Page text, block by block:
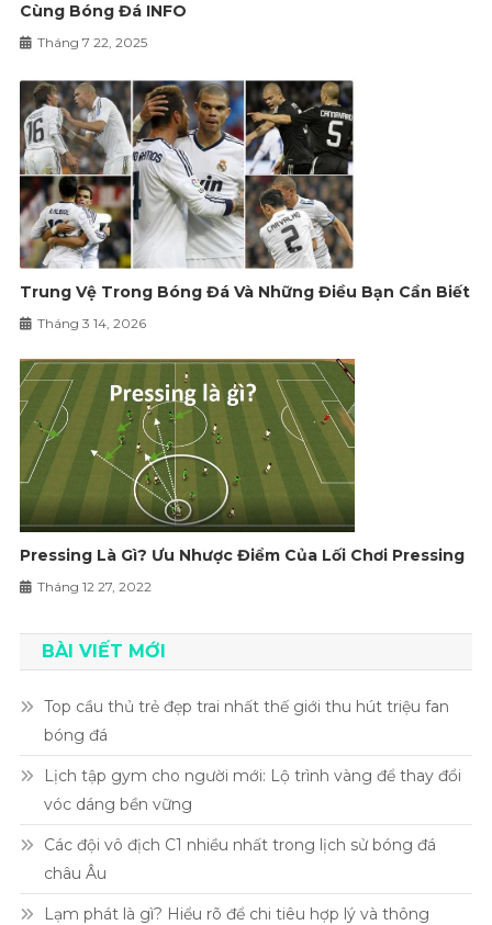
Cùng Bóng Đá INFO
Tháng 7 22, 2025
Trung Vệ Trong Bóng Đá Và Những Điều Bạn Cần Biết
Tháng 3 14, 2026
Pressing Là Gì? Ưu Nhược Điểm Của Lối Chơi Pressing
Tháng 12 27, 2022
BÀI VIẾT MỚI
Top cầu thủ trẻ đẹp trai nhất thế giới thu hút triệu fan
bóng đá
Lịch tập gym cho người mới: Lộ trình vàng để thay đổi
vóc dáng bền vững
Các đội vô địch C1 nhiều nhất trong lịch sử bóng đá
châu Âu
Lạm phát là gì? Hiểu rõ để chi tiêu hợp lý và thông